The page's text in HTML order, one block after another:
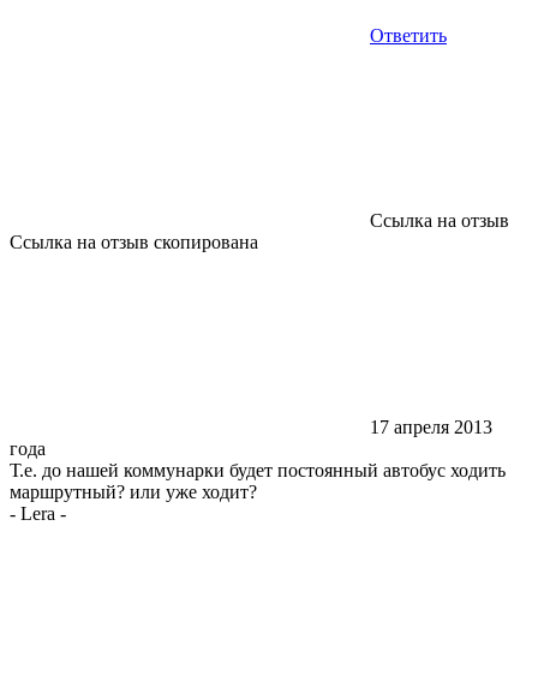
Ответить
Ссылка на отзыв
Ссылка на отзыв скопирована
17 апреля 2013
года
Т.е. до нашей коммунарки будет постоянный автобус ходить
маршрутный? или уже ходит?
- Lera -